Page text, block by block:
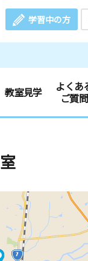
学習中の方
教室見学
よくあ
ご質問